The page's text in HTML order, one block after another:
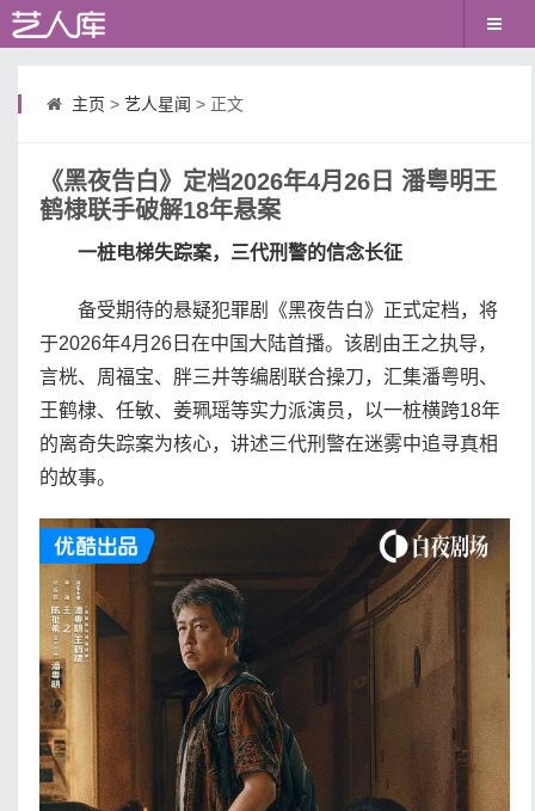
主页 > 艺人星闻 > 正文
《黑夜告白》定档2026年4月26日 潘粤明王
鹤棣联手破解18年悬案
一桩电梯失踪案，三代刑警的信念长征
备受期待的悬疑犯罪剧《黑夜告白》正式定档，将
于2026年4月26日在中国大陆首播。该剧由王之执导，
言桄、周福宝、胖三井等编剧联合操刀，汇集潘粤明、
王鹤棣、任敏、姜珮瑶等实力派演员，以一桩横跨18年
的离奇失踪案为核心，讲述三代刑警在迷雾中追寻真相
的故事。